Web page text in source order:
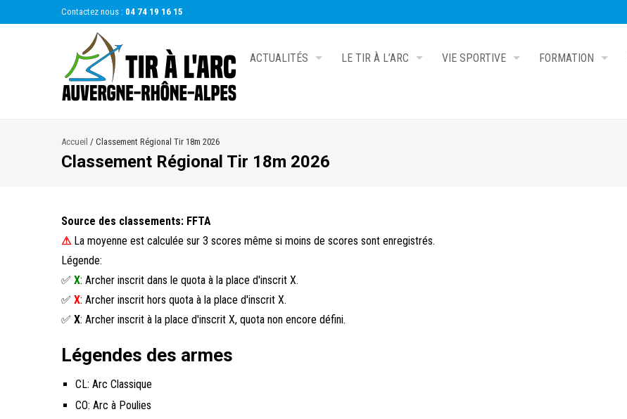
Contactez nous : 04 74 19 16 15
ACTUALITÉS LE TIR À L’ARC VIE SPORTIVE FORMATION
Accueil / Classement Régional Tir 18m 2026
Classement Régional Tir 18m 2026
Source des classements: FFTA
⚠La moyenne est calculée sur 3 scores même si moins de scores sont enregistrés.
Légende:
✅ X: Archer inscrit dans le quota à la place d'inscrit X.
✅ X: Archer inscrit hors quota à la place d'inscrit X.
✅ X: Archer inscrit à la place d'inscrit X, quota non encore défini.
Légendes des armes
CL: Arc Classique
CO: Arc à Poulies